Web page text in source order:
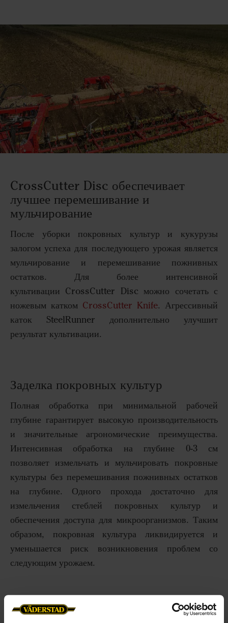
CrossCutter Disc обеспечивает
лучшее перемешивание и
мульчирование
После уборки покровных культур и кукурузы
залогом успеха для последующего урожая является
мульчирование и перемешивание пожнивных
остатков. Для более интенсивной
культивации CrossCutter Disc можно сочетать с
ножевым катком CrossCutter Knife. Агрессивный
каток SteelRunner дополнительно улучшит
результат культивации.
Заделка покровных культур
Полная обработка при минимальной рабочей
глубине гарантирует высокую производительность
и значительные агрономические преимущества.
Интенсивная обработка на глубине 0-3 см
позволяет измельчать и мульчировать покровные
культуры без перемешивания пожнивных остатков
на глубине. Одного прохода достаточно для
измельчения стеблей покровных культур и
обеспечения доступа для микроорганизмов. Таким
образом, покровная культура ликвидируется и
уменьшается риск возникновения проблем со
следующим урожаем.
Идеальное решение для кукурузы